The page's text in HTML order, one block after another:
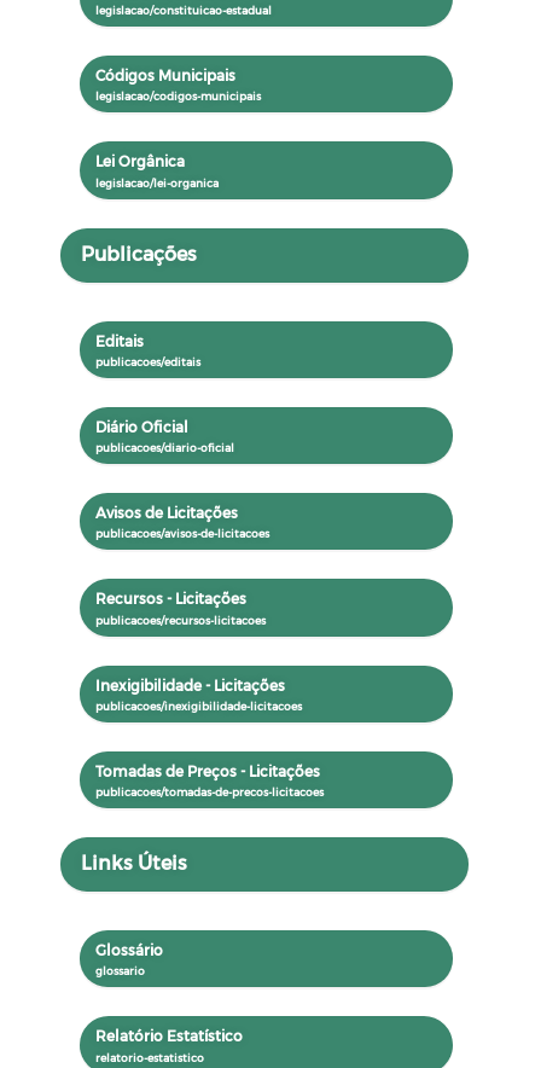
Códigos Municipais
Lei Orgânica
Publicações
Editais
Diário Oficial
Avisos de Licitações
Recursos - Licitações
Inexigibilidade - Licitações
Tomadas de Preços - Licitações
Links Úteis
Glossário
Relatório Estatístico